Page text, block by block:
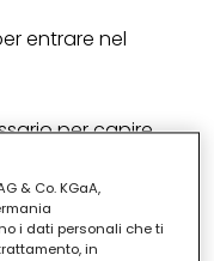
entrare nel
per capire
le
vetrina è già un
& Co. KGaA,
i dati personali che ti
in